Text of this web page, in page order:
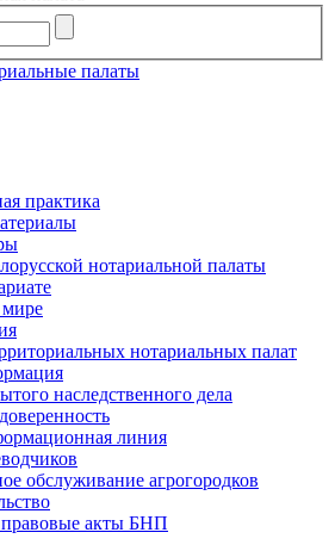
палаты
практика
нотариальной палаты
нотариальных палат
наследственного дела
линия
обслуживание агрогородков
акты БНП